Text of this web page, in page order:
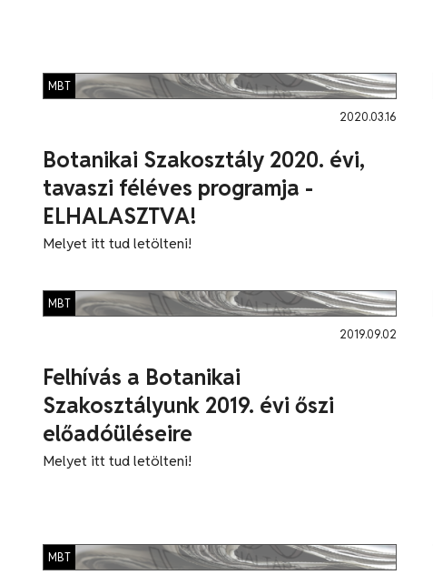
Botanikai Szakosztály 2020. évi,
tavaszi féléves programja -
ELHALASZTVA!
MBT
2020.03.16
Melyet itt tud letölteni!
Felhívás a Botanikai
Szakosztályunk 2019. évi őszi
előadóüléseire
MBT
2019.09.02
Melyet itt tud letölteni!
MBT